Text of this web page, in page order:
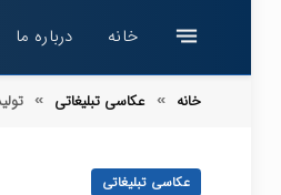
خانه درباره ما
خانه » عکاسی تبلیغاتی »
عکاسی تبلیغاتی